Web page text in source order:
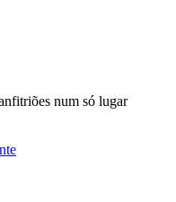
num só lugar